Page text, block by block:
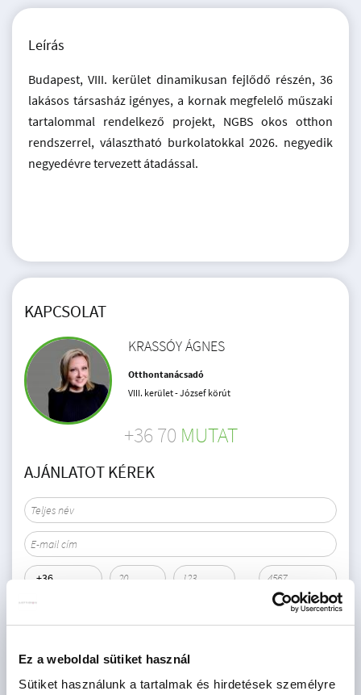
Ez a weboldal sütiket használ
Sütiket használunk a tartalmak és hirdetések személyre
Leírás
Budapest, VIII. kerület dinamikusan fejlődő részén, 36
lakásos társasház igényes, a kornak megfelelő műszaki
tartalommal rendelkező projekt, NGBS okos otthon
rendszerrel, választható burkolatokkal 2026. negyedik
negyedévre tervezett átadással.
KAPCSOLAT
KRASSÓY ÁGNES
Otthontanácsadó
VIII. kerület - József körút
+36 70 MUTAT
AJÁNLATOT KÉREK
Érdekel az OTP Bank kedvezményes lakáshitel ajánlata? *